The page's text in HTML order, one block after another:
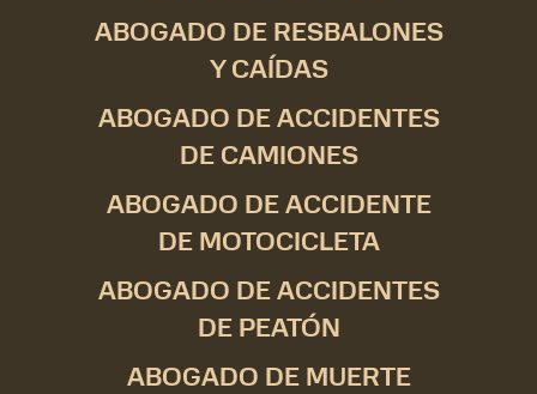
ABOGADO DE RESBALONES
Y CAÍDAS
ABOGADO DE ACCIDENTES
DE CAMIONES
ABOGADO DE ACCIDENTE
DE MOTOCICLETA
ABOGADO DE ACCIDENTES
DE PEATÓN
ABOGADO DE MUERTE